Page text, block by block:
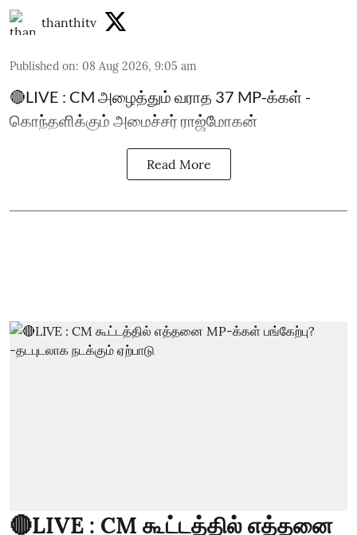
thanthitv
Published on: 08 Aug 2026, 9:05 am
🔴LIVE : CM அழைத்தும் வராத 37 MP-க்கள் -
கொந்தளிக்கும் அமைச்சர் ராஜ்மோகன்
Read More
🔴LIVE : CM கூட்டத்தில் எத்தனை